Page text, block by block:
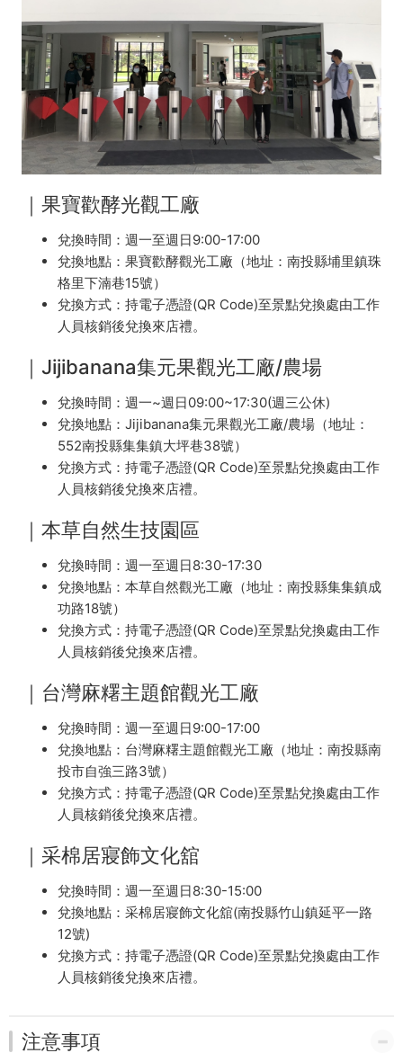
｜果寶歡酵光觀工廠
兌換時間：週一至週日9:00-17:00
兌換地點：果寶歡酵觀光工廠（地址：南投縣埔里鎮珠
格里下湳巷15號）
兌換方式：持電子憑證(QR Code)至景點兌換處由工作
人員核銷後兌換來店禮。
｜Jijibanana集元果觀光工廠/農場
兌換時間：週一~週日09:00~17:30(週三公休)
兌換地點：Jijibanana集元果觀光工廠/農場（地址：
552南投縣集集鎮大坪巷38號）
兌換方式：持電子憑證(QR Code)至景點兌換處由工作
人員核銷後兌換來店禮。
｜本草自然生技園區
兌換時間：週一至週日8:30-17:30
兌換地點：本草自然觀光工廠（地址：南投縣集集鎮成
功路18號）
兌換方式：持電子憑證(QR Code)至景點兌換處由工作
人員核銷後兌換來店禮。
｜台灣麻糬主題館觀光工廠
兌換時間：週一至週日9:00-17:00
兌換地點：台灣麻糬主題館觀光工廠（地址：南投縣南
投市自強三路3號）
兌換方式：持電子憑證(QR Code)至景點兌換處由工作
人員核銷後兌換來店禮。
｜采棉居寢飾文化舘
兌換時間：週一至週日8:30-15:00
兌換地點：采棉居寢飾文化舘(南投縣竹山鎮延平一路
12號)
兌換方式：持電子憑證(QR Code)至景點兌換處由工作
人員核銷後兌換來店禮。
注意事項